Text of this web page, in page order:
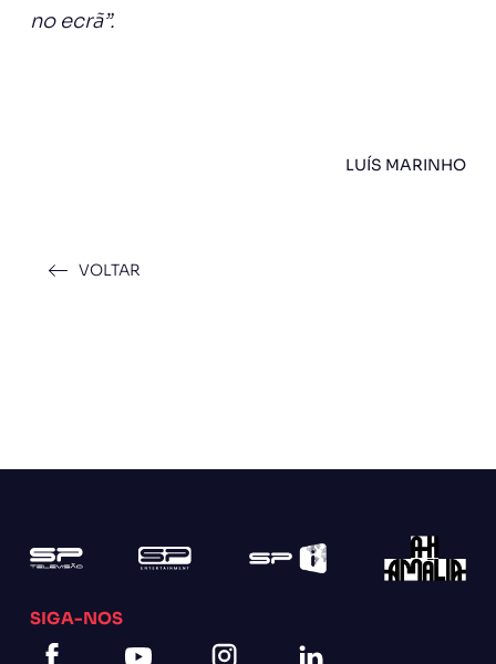
no ecrã”.
LUÍS MARINHO
VOLTAR
SIGA-NOS